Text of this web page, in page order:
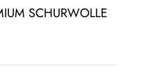
SCHURWOLLE